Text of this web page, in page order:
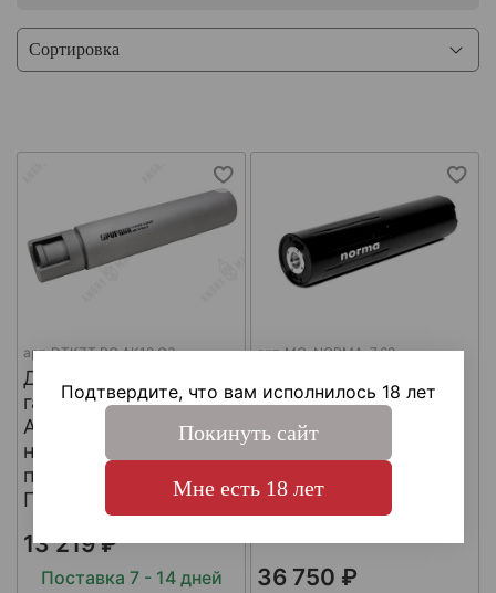
арт.DTKZT PG АК12 G3
ДТКП
газоразгруженный на
АК12 G3 (с
несъемным
пламегасителем) ,
Пафган / PufGun
13 219 ₽
Поставка 7 - 14 дней
арт.MG-NORMA-7.62
газоразгруженный
"NORMA" на
карабины, калибр
30-06, Matilda MG
36 750 ₽
Подтвердите, что вам исполнилось 18 лет
Покинуть сайт
Мне есть 18 лет